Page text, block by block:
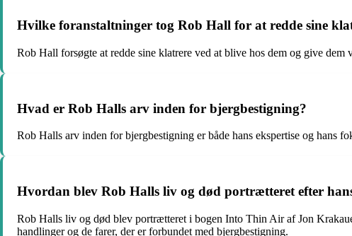
Hvilke foranstaltninger tog Rob Hall for at redde sine
Rob Hall forsøgte at redde sine klatrere ved at blive hos dem og give
Hvad er Rob Halls arv inden for bjergbestigning?
Rob Halls arv inden for bjergbestigning er både hans ekspertise og hans
Hvordan blev Rob Halls liv og død portrætteret efter
Rob Halls liv og død blev portrætteret i bogen Into Thin Air af Jon
handlinger og de farer, der er forbundet med bjergbestigning.